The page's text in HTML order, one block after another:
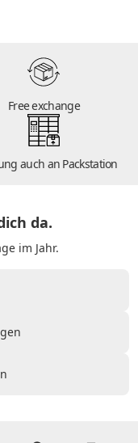
Free exchange
auch an Packstation
da.
im Jahr.